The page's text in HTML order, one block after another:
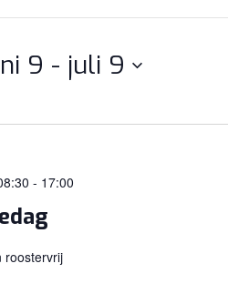
9 - juli 9
- 17:00
roostervrij